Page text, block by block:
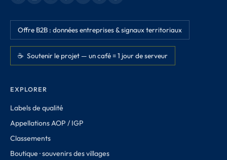
Offre B2B : données entreprises & signaux territoriaux
☕ Soutenir le projet — un café = 1 jour de serveur
EXPLORER
Labels de qualité
Appellations AOP / IGP
Classements
Boutique · souvenirs des villages